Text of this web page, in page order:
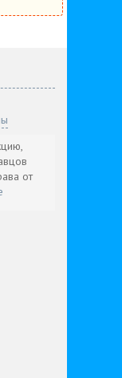
от